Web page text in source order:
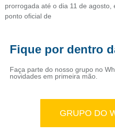
prorrogada até o dia 11 de
ponto oficial de
Fique por dentro
Faça parte do nosso grupo no
novidades em primeira mão.
GRUPO DO